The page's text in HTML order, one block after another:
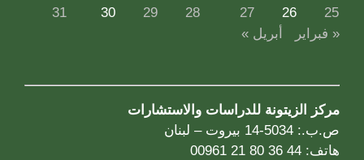
25
26
27
28
29
30
31
« فبراير
أبريل »
مركز الزيتونة للدراسات والاستشارات
ص.ب.: 5034-14 بيروت – لبنان
هاتف: 44 36 80 21 00961